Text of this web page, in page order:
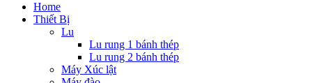
Home
Thiết Bị
Lu
Lu rung 1 bánh thép
Lu rung 2 bánh thép
Máy Xúc lật